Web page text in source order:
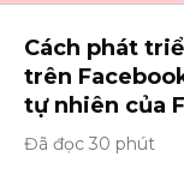
Cách phát
trên
tự nhiên của
Đã đọc 30 phút